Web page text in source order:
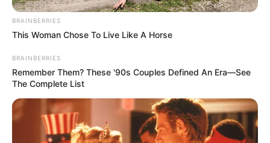
460 νεκροί και 243.612 αναφερόμενοι τραυματισμοί
BRAINBERRIES
This Woman Chose To Live Like A Horse
BRAINBERRIES
Remember Them? These '90s Couples Defined An Era—See
The Complete List